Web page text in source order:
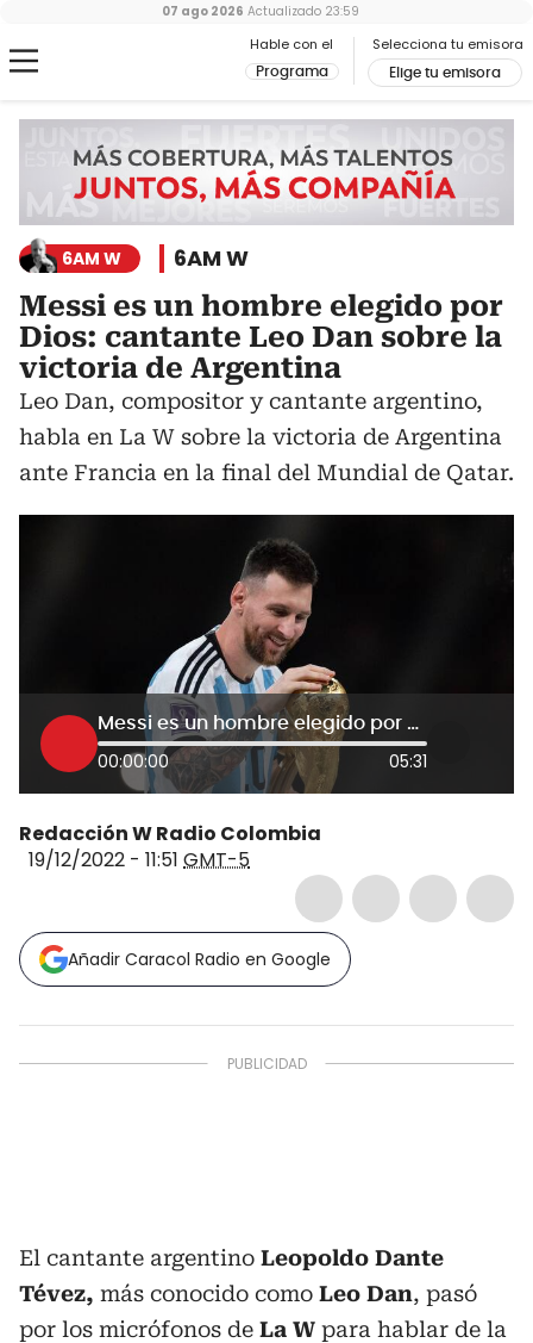
Hable con el
Programa
Selecciona tu emisora
Elige tu emisora
07 ago 2026 Actualizado 23:59
6AM W 6AM W
Messi es un hombre elegido por
Dios: cantante Leo Dan sobre la
victoria de Argentina
Leo Dan, compositor y cantante argentino,
habla en La W sobre la victoria de Argentina
ante Francia en la final del Mundial de Qatar.
Messi es un hombre elegido por Dios: cantante Leo Dan sobre la victoria de Argentina
00:00:00 05:31
Redacción W Radio Colombia
19/12/2022 - 11:51 GMT-5
Añadir Caracol Radio en Google
El cantante argentino Leopoldo Dante
Tévez, más conocido como Leo Dan, pasó
por los micrófonos de La W para hablar de la